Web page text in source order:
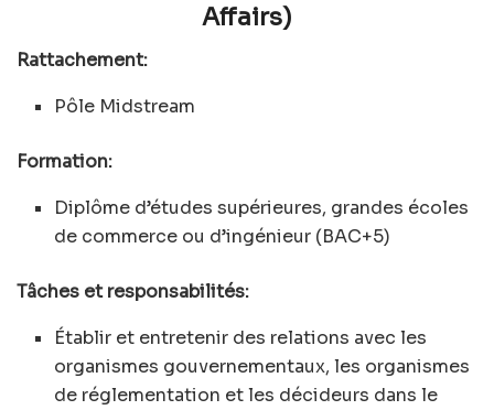
Affairs)
Rattachement:
Pôle Midstream
Formation:
Diplôme d’études supérieures, grandes écoles
de commerce ou d’ingénieur (BAC+5)
Tâches et responsabilités:
Établir et entretenir des relations avec les
organismes gouvernementaux, les organismes
de réglementation et les décideurs dans le